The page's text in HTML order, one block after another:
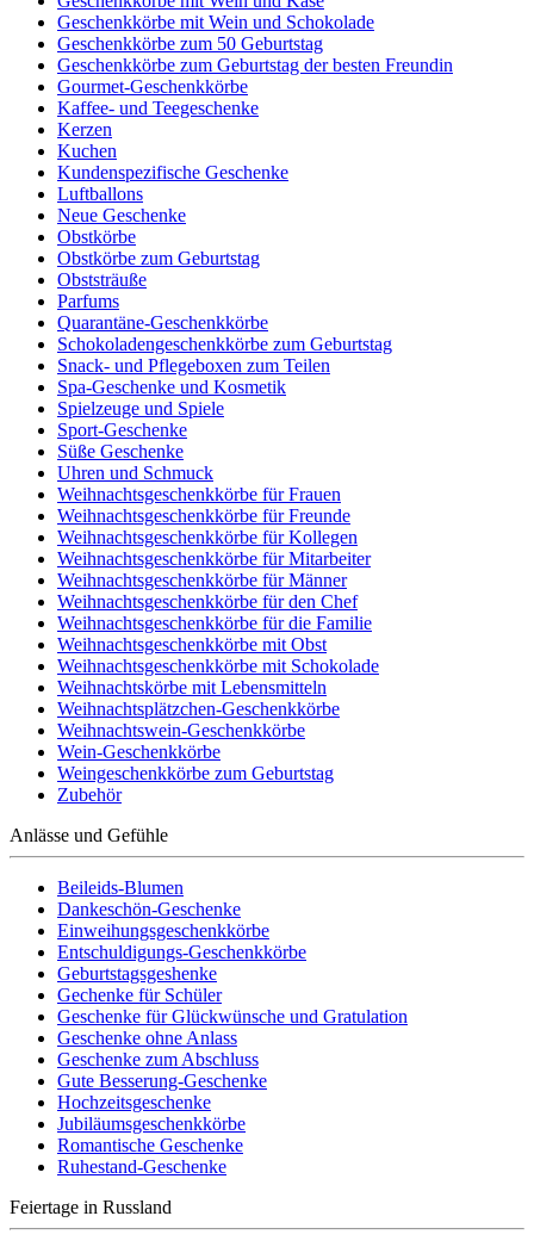
Geschenkkörbe mit Wein und Schokolade
Geschenkkörbe zum 50 Geburtstag
Geschenkkörbe zum Geburtstag der besten Freundin
Gourmet-Geschenkkörbe
Kaffee- und Teegeschenke
Kerzen
Kuchen
Kundenspezifische Geschenke
Luftballons
Neue Geschenke
Obstkörbe
Obstkörbe zum Geburtstag
Obststräuße
Parfums
Quarantäne-Geschenkkörbe
Schokoladengeschenkkörbe zum Geburtstag
Snack- und Pflegeboxen zum Teilen
Spa-Geschenke und Kosmetik
Spielzeuge und Spiele
Sport-Geschenke
Süße Geschenke
Uhren und Schmuck
Weihnachtsgeschenkkörbe für Frauen
Weihnachtsgeschenkkörbe für Freunde
Weihnachtsgeschenkkörbe für Kollegen
Weihnachtsgeschenkkörbe für Mitarbeiter
Weihnachtsgeschenkkörbe für Männer
Weihnachtsgeschenkkörbe für den Chef
Weihnachtsgeschenkkörbe für die Familie
Weihnachtsgeschenkkörbe mit Obst
Weihnachtsgeschenkkörbe mit Schokolade
Weihnachtskörbe mit Lebensmitteln
Weihnachtsplätzchen-Geschenkkörbe
Weihnachtswein-Geschenkkörbe
Wein-Geschenkkörbe
Weingeschenkkörbe zum Geburtstag
Zubehör
Anlässe und Gefühle
Beileids-Blumen
Dankeschön-Geschenke
Einweihungsgeschenkkörbe
Entschuldigungs-Geschenkkörbe
Geburtstagsgeshenke
Gechenke für Schüler
Geschenke für Glückwünsche und Gratulation
Geschenke ohne Anlass
Geschenke zum Abschluss
Gute Besserung-Geschenke
Hochzeitsgeschenke
Jubiläumsgeschenkkörbe
Romantische Geschenke
Ruhestand-Geschenke
Feiertage in Russland